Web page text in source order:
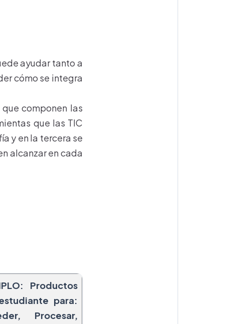
ayudar tanto a
cómo se integra
componen las
que las TIC
y en la tercera se
alcanzar en cada
Productos
para:
Procesar,